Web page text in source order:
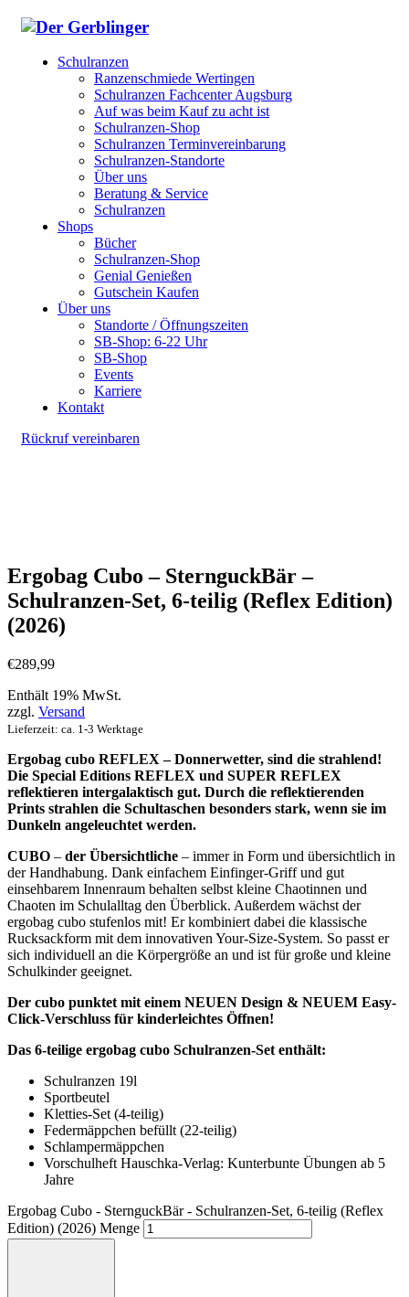
Schulranzen
Ranzenschmiede Wertingen
Schulranzen Fachcenter Augsburg
Auf was beim Kauf zu acht ist
Schulranzen-Shop
Schulranzen Terminvereinbarung
Schulranzen-Standorte
Über uns
Beratung & Service
Schulranzen
Shops
Bücher
Schulranzen-Shop
Genial Genießen
Gutschein Kaufen
Über uns
Standorte / Öffnungszeiten
SB-Shop: 6-22 Uhr
SB-Shop
Events
Karriere
Kontakt
Rückruf vereinbaren
Ergobag Cubo – SternguckBär –
Schulranzen-Set, 6-teilig (Reflex Edition)
(2026)
€289,99
Enthält 19% MwSt.
zzgl. Versand
Lieferzeit: ca. 1-3 Werktage
Ergobag cubo REFLEX – Donnerwetter, sind die strahlend!
Die Special Editions REFLEX und SUPER REFLEX
reflektieren intergalaktisch gut. Durch die reflektierenden
Prints strahlen die Schultaschen besonders stark, wenn sie im
Dunkeln angeleuchtet werden.
CUBO – der Übersichtliche – immer in Form und übersichtlich in
der Handhabung. Dank einfachem Einfinger-Griff und gut
einsehbarem Innenraum behalten selbst kleine Chaotinnen und
Chaoten im Schulalltag den Überblick. Außerdem wächst der
ergobag cubo stufenlos mit! Er kombiniert dabei die klassische
Rucksackform mit dem innovativen Your-Size-System. So passt er
sich individuell an die Körpergröße an und ist für große und kleine
Schulkinder geeignet.
Der cubo punktet mit einem NEUEN Design & NEUEM Easy-
Click-Verschluss für kinderleichtes Öffnen!
Das 6-teilige ergobag cubo Schulranzen-Set enthält:
Schulranzen 19l
Sportbeutel
Kletties-Set (4-teilig)
Federmäppchen befüllt (22-teilig)
Schlampermäppchen
Vorschulheft Hauschka-Verlag: Kunterbunte Übungen ab 5
Jahre
Ergobag Cubo - SternguckBär - Schulranzen-Set, 6-teilig (Reflex
Edition) (2026) Menge